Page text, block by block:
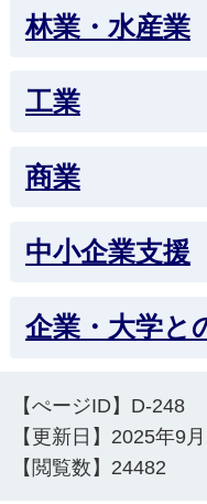
林業・水産業
工業
商業
中小企業支援
企業・大学と
【ぺージID】 D-248
【更新日】 2025年9
【閲覧数】 24482